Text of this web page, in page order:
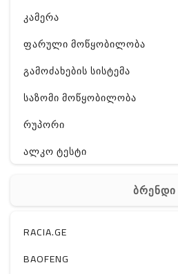
კამერა
ფარული მოწყობილობა
გამოძახების სისტემა
საზომი მოწყობილობა
რუპორი
ალკო ტესტი
ელ. მოწყობილობები
მაგნიტი
ბრენდი
RACIA.GE
BAOFENG